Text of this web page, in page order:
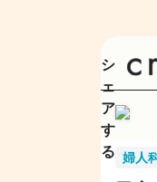
婦人
シ
ェ
ア
す
る